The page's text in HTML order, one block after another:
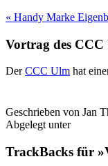
« Handy Marke
Vortrag des
DerCCC Ulm hat
Geschrieben von Jan
Abgelegt unter
TrackBacks für